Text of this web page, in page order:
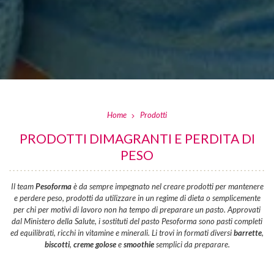
Home Prodotti
PRODOTTI DIMAGRANTI E PERDITA DI
PESO
Il teamPesoformaè da sempre impegnato nel creare prodotti per mantenere
e perdere peso, prodotti da utilizzare in un regime di dieta o semplicemente
per chi per motivi di lavoro non ha tempo di preparare un pasto. Approvati
dal Ministero della Salute, i sostituti del pasto Pesoforma sono pasti completi
ed equilibrati, ricchi in vitamine e minerali. Li trovi in formati diversibarrette,
biscotti, creme goloseesmoothiesemplici da preparare.